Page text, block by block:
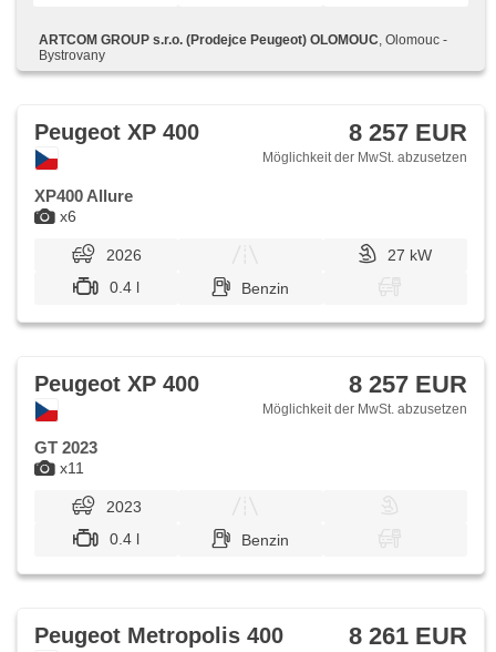
ARTCOM GROUP s.r.o. (Prodejce Peugeot) OLOMOUC , Olomouc -
Bystrovany
x6
Peugeot XP 400 8 257 EUR
Möglichkeit der MwSt. abzusetzen
XP400 Allure
2026
27 kW
0.4 l
Benzin
x11
Peugeot XP 400 8 257 EUR
Möglichkeit der MwSt. abzusetzen
GT 2023
2023
0.4 l
Benzin
Peugeot Metropolis 400 8 261 EUR